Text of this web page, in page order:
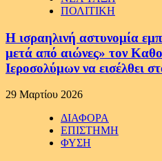
ΠΟΛΙΤΙΚΗ
Η ισραηλινή αστυνομία
μετά από αιώνες» τον
Ιεροσολύμων να εισέλθει
29 Μαρτίου 2026
ΔΙΑΦΟΡΑ
ΕΠΙΣΤΗΜΗ
ΦΥΣΗ